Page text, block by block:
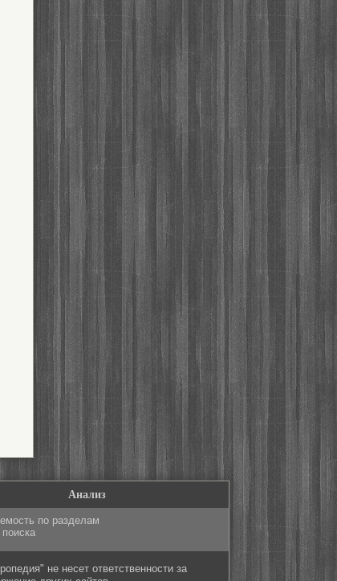
Анализ
по разделам
поиска
не несет ответственности за